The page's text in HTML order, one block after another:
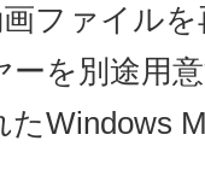
ファイル
を別途用
Windows